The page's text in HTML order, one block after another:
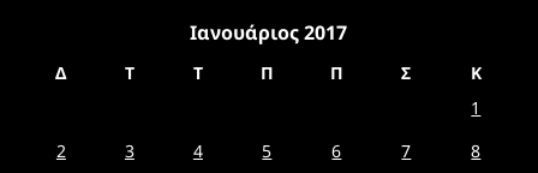
Ιανουάριος 2017
Δ Τ Τ Π Π Σ
Κ
1
2
3 4 5 6 7
8